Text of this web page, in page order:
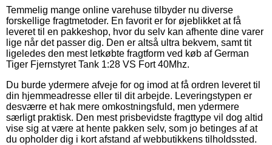
Temmelig mange online varehuse tilbyder nu diverse
forskellige fragtmetoder. En favorit er for øjeblikket at få
leveret til en pakkeshop, hvor du selv kan afhente dine varer
lige når det passer dig. Den er altså ultra bekvem, samt tit
ligeledes den mest letkøbte fragtform ved køb af German
Tiger Fjernstyret Tank 1:28 VS Fort 40Mhz.
Du burde ydermere afveje for og imod at få ordren leveret til
din hjemmeadresse eller til dit arbejde. Leveringstypen er
desværre et hak mere omkostningsfuld, men ydermere
særligt praktisk. Den mest prisbevidste fragttype vil dog altid
vise sig at være at hente pakken selv, som jo betinges af at
du opholder dig i kort afstand af webbutikkens tilholdssted.